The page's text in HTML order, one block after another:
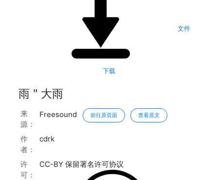
文件
下载
雨 " 大雨
来
源：
Freesound 前往原页面 查看原文
作
者：
cdrk
许
可：
CC-BY 保留署名许可协议